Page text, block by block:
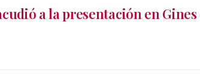
a la presentación en